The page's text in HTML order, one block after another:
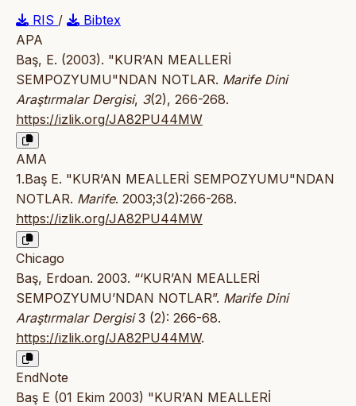
RIS /
Bibtex
APA
Baş, E. (2003). "KUR’AN MEALLERİ
SEMPOZYUMU"NDAN NOTLAR. Marife Dini
Araştırmalar Dergisi, 3(2), 266-268.
https://izlik.org/JA82PU44MW
AMA
1.Baş E. "KUR’AN MEALLERİ SEMPOZYUMU"NDAN
NOTLAR. Marife. 2003;3(2):266-268.
https://izlik.org/JA82PU44MW
Chicago
Baş, Erdoan. 2003. “‘KUR’AN MEALLERİ
SEMPOZYUMU’NDAN NOTLAR”. Marife Dini
Araştırmalar Dergisi3 (2): 266-68.
https://izlik.org/JA82PU44MW.
EndNote
Baş E (01 Ekim 2003) "KUR’AN MEALLERİ